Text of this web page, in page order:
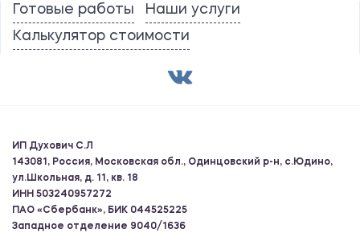
Готовые работы
Наши услуги
Калькулятор стоимости
ИП Духович С.Л
143081, Россия, Московская обл., Одинцовский р-н, с.Юдино,
ул.Школьная, д. 11, кв. 18
ИНН 503240957272
ПАО «Сбербанк», БИК 044525225
Западное отделение 9040/1636